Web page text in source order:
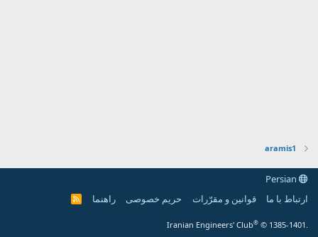
aramis1
ارتباط با ما
قوانین و مقرّرات حریم خصوصی راهنما
R
Iranian Engineers' Club® © 1385-1401.